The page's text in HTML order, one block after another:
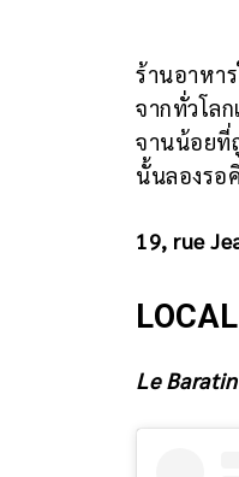
ร้านอาหา
จากทั่วโล
จานน้อยที่
นั้นลองรอ
19, rue
Le Baratin